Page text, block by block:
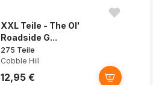
XXL Teile - The Ol'
Roadside G...
275 Teile
Cobble Hill
12,95 €